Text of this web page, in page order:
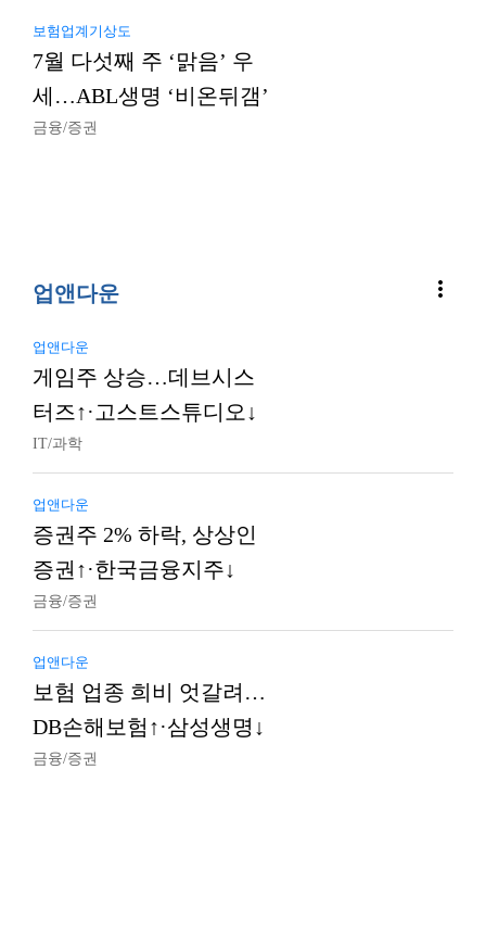
보험업계기상도
7월 다섯째 주 ‘맑음’ 우
세…ABL생명 ‘비온뒤갬’
금융/증권
업앤다운 more_vert
업앤다운
게임주 상승…데브시스
터즈↑·고스트스튜디오↓
IT/과학
업앤다운
증권주 2% 하락, 상상인
증권↑·한국금융지주↓
금융/증권
업앤다운
보험 업종 희비 엇갈려…
DB손해보험↑·삼성생명↓
금융/증권